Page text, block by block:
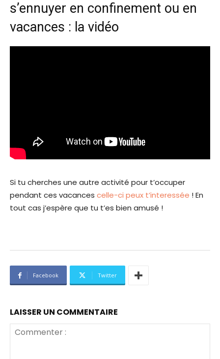
s’ennuyer en confinement ou en
vacances : la vidéo
Si tu cherches une autre activité pour t’occuper
pendant ces vacances celle-ci peux t’interessée ! En
tout cas j’espère que tu t’es bien amusé !
Facebook Twitter
LAISSER UN COMMENTAIRE